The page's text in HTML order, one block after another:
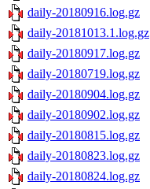
daily-20180916.log.gz
daily-20181013.1.log.gz
daily-20180917.log.gz
daily-20180719.log.gz
daily-20180904.log.gz
daily-20180902.log.gz
daily-20180815.log.gz
daily-20180823.log.gz
daily-20180824.log.gz